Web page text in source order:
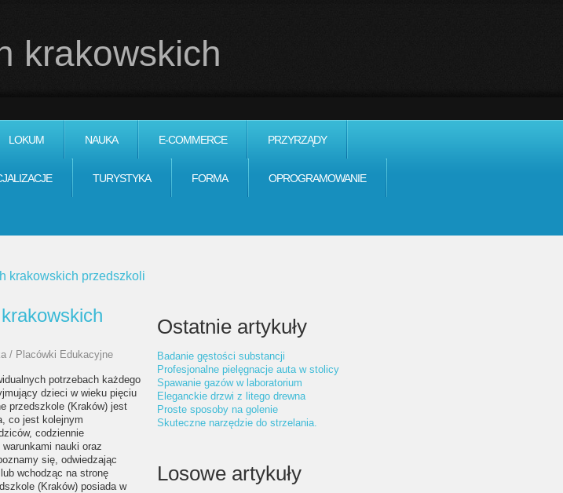
krakowskich
LOKUM NAUKA E-COMMERCE PRZYRZĄDY
TURYSTYKA FORMA OPROGRAMOWANIE
krakowskich przedszkoli
/ Placówki Edukacyjne
potrzebach każdego
dzieci w wieku pięciu
przedszkole (Kraków) jest
co jest kolejnym
codziennie
nauki oraz
się, odwiedzając
wchodząc na stronę
(Kraków) posiada w
Ostatnie artykuły
Badanie gęstości substancji
Profesjonalne pielęgnacje auta w stolicy
Spawanie gazów w laboratorium
Eleganckie drzwi z litego drewna
Proste sposoby na golenie
Skuteczne narzędzie do strzelania.
Losowe artykuły